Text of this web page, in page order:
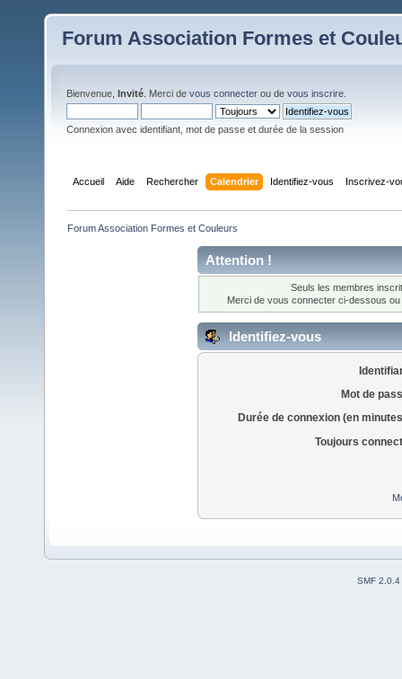
Forum Association Formes et
Bienvenue, Invité . Merci de vous connecter ou de vous inscrire
Connexion avec identifiant, mot de passe et durée de la session
Accueil Aide Rechercher Calendrier Identifiez-vous Inscrivez-
Forum Association Formes et Couleurs
Attention !
Seuls les membres
Merci de vous connecter ci-dessous ou
Identifiez-vous
Mot de
Durée de connexion (en
Toujours
SMF 2.0.4